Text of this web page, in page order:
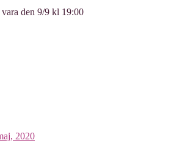
den 9/9 kl 19:00
2020